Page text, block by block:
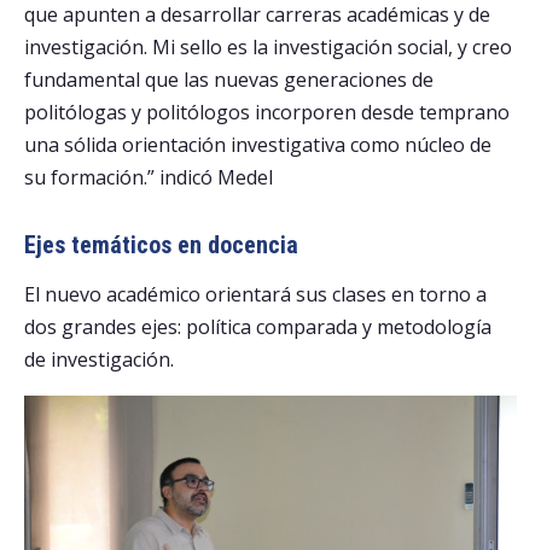
que apunten a desarrollar carreras académicas y de
investigación. Mi sello es la investigación social, y creo
fundamental que las nuevas generaciones de
politólogas y politólogos incorporen desde temprano
una sólida orientación investigativa como núcleo de
su formación.” indicó Medel
Ejes temáticos en docencia
El nuevo académico orientará sus clases en torno a
dos grandes ejes: política comparada y metodología
de investigación.